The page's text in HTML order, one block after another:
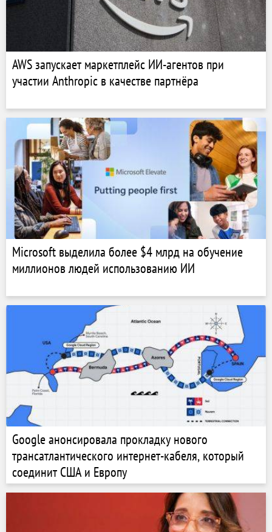
AWS запускает маркетплейс ИИ-агентов при
участии Anthropic в качестве партнёра
Microsoft выделила более $4 млрд на обучение
миллионов людей использованию ИИ
Google анонсировала прокладку нового
трансатлантического интернет-кабеля, который
соединит США и Европу